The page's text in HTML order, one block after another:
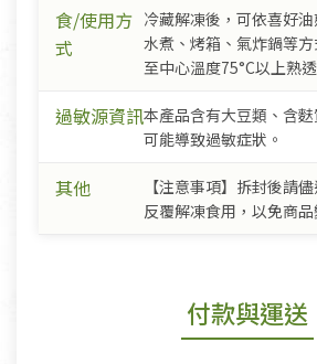
食/使用方
式
冷藏解凍後，可依喜好
水煮、烤箱、氣炸鍋等
至中心溫度75°C以上熟透
過敏源資訊本產品含有大豆類、含
可能導致過敏症狀。
其他
【注意事項】拆封後請
反覆解凍食用，以免商品
付款與運送